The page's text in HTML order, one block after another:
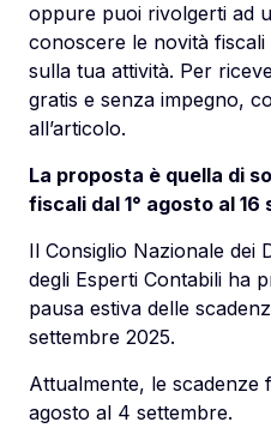
oppure puoi rivolgerti ad
conoscere le novità
sulla tua attività. Per
gratis e senza impegno,
all’articolo.
La proposta è quella di
fiscali dal 1° agosto al
Il Consiglio Nazionale dei
degli Esperti Contabili ha
pausa estiva delle
settembre 2025.
Attualmente, le scadenze
agosto al 4 settembre.